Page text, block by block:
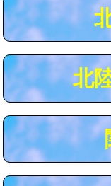
管・ポリ管・HT管
給水管工事※（ラ
マス交換（土の掘
マス交換（深さ50
コンクリート斫り
北